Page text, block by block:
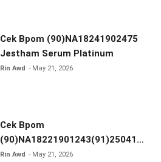
Cek Bpom (90)NA18241902475
Jestham Serum Platinum
Rin Awd May 21, 2026
Cek Bpom
(90)NA18221901243(91)250418
Hanasui Power Bright Serum
Rin Awd May 21, 2026